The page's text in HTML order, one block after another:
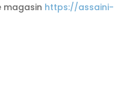
magasin https://assaini-